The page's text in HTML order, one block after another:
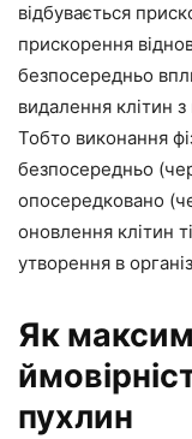
відбувається
прискорення
безпосередньо
видалення клітин
Тобто виконання
безпосередньо
опосередковано
оновлення клітин
утворення в
Як
пухлин